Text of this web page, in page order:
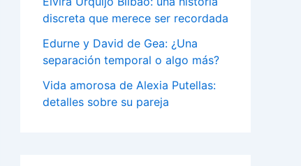
discreta que merece ser recordada
Edurne y David de Gea: ¿Una
separación temporal o algo más?
Vida amorosa de Alexia Putellas:
detalles sobre su pareja